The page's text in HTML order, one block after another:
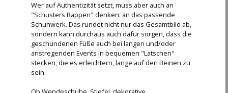
Wer auf Authentizität setzt, muss aber auch an
"Schusters Rappen" denken: an das passende
Schuhwerk. Das rundet nicht nur das Gesamtbild ab,
sondern kann durchaus auch dafür sorgen, dass die
geschundenen Füße auch bei langen und/oder
anstregenden Events in bequemen "Latschen"
stecken, die es erleichtern, lange auf den Beinen zu
sein.